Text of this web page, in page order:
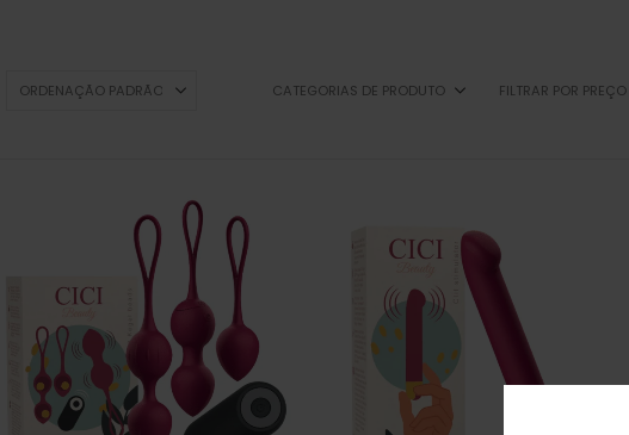
CATEGORIAS DE PRODUTO FILTRAR POR PREÇO